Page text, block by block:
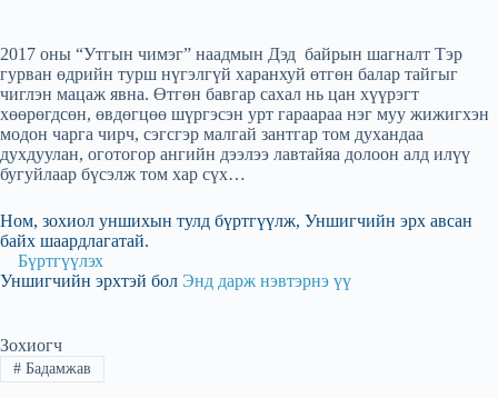
2017 оны “Утгын чимэг” наадмын Дэд байрын шагналт Тэр
гурван өдрийн турш нүгэлгүй харанхуй өтгөн балар тайгыг
чиглэн мацаж явна. Өтгөн бавгар сахал нь цан хүүрэгт
хөөрөгдсөн, өвдөгцөө шүргэсэн урт гараараа нэг муу жижигхэн
модон чарга чирч, сэгсгэр малгай зантгар том духандаа
духдуулан, оготогор ангийн дээлээ лавтайяа долоон алд илүү
бугуйлаар бүсэлж том хар сүх…
Ном, зохиол уншихын тулд бүртгүүлж, Уншигчийн эрх авсан
байх шаардлагатай.
Бүртгүүлэх
Уншигчийн эрхтэй бол Энд дарж нэвтэрнэ үү
Зохиогч
#Бадамжав